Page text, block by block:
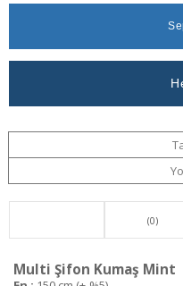
Ver
(0)
Multi Şifon Kumaş Mint